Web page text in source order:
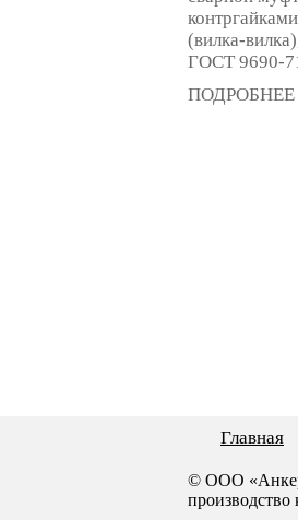
(вилка-
ГОСТ 9690-
ПОДРОБНЕЕ
Главная
© ООО